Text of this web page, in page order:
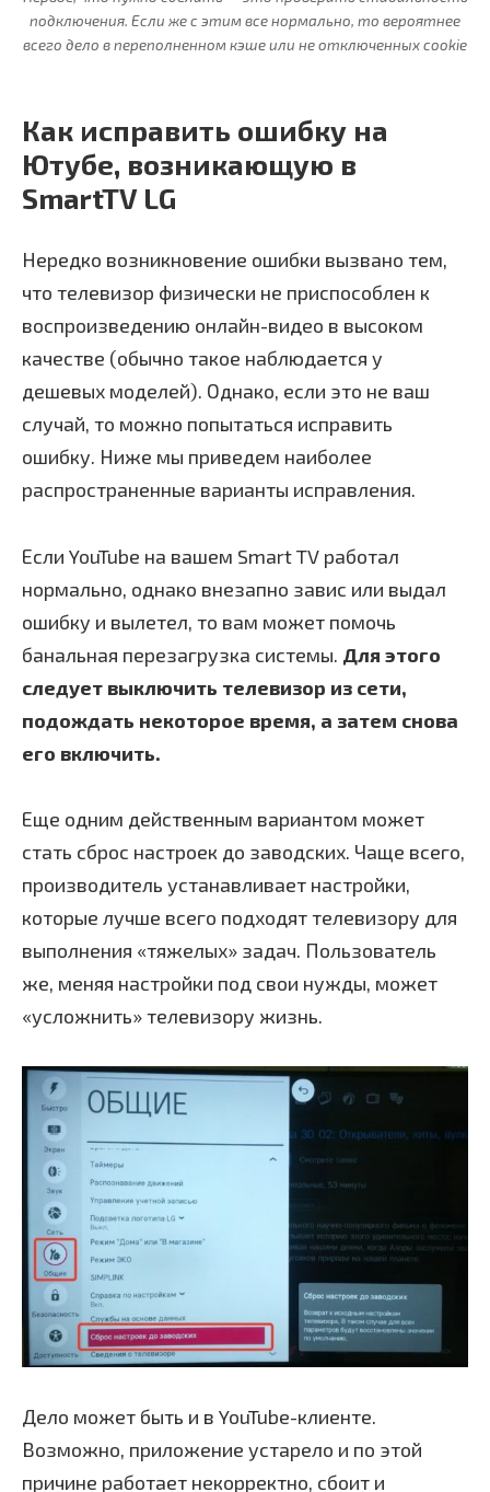
подключения. Если же с этим все нормально, то вероятнее
всего дело в переполненном кэше или не отключенных cookie
Как исправить ошибку на
Ютубе, возникающую в
SmartTV LG
Нередко возникновение ошибки вызвано тем,
что телевизор физически не приспособлен к
воспроизведению онлайн-видео в высоком
качестве (обычно такое наблюдается у
дешевых моделей). Однако, если это не ваш
случай, то можно попытаться исправить
ошибку. Ниже мы приведем наиболее
распространенные варианты исправления.
Если YouTube на вашем Smart TV работал
нормально, однако внезапно завис или выдал
ошибку и вылетел, то вам может помочь
банальная перезагрузка системы. Для этого
следует выключить телевизор из сети,
подождать некоторое время, а затем снова
его включить.
Еще одним действенным вариантом может
стать сброс настроек до заводских. Чаще всего,
производитель устанавливает настройки,
которые лучше всего подходят телевизору для
выполнения «тяжелых» задач. Пользователь
же, меняя настройки под свои нужды, может
«усложнить» телевизору жизнь.
Дело может быть и в YouTube-клиенте.
Возможно, приложение устарело и по этой
причине работает некорректно, сбоит и